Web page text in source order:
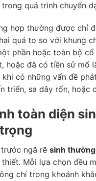
trong quá trình chuyển
hợp thường được chỉ
quá to so với khung
phần hoặc toàn bộ
hoặc đã có tiền sử mổ
có những vấn đề
triển, sa dây rốn, hoặc
toàn diện
ngã rẽ sinh
Mỗi lựa chọn đều
chỉ trong khoảnh